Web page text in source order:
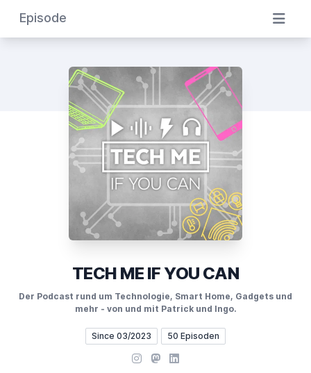
Episode
TECH ME IF YOU CAN
Der Podcast rund um Technologie, Smart Home, Gadgets und
mehr - von und mit Patrick und Ingo.
Since 03/2023 50 Episoden
Instagram
Mastodon
LinkedIn